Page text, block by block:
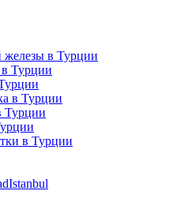
железы в Турции
в Турции
в Турции
Турции
в Турции